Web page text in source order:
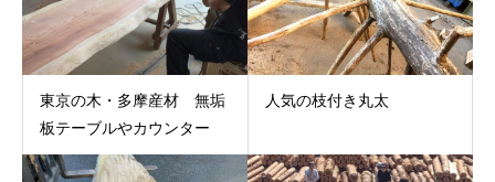
東京の木・多摩産材 無垢
板テーブルやカウンター
人気の枝付き丸太